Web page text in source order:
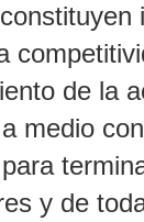
de la
medio
y de